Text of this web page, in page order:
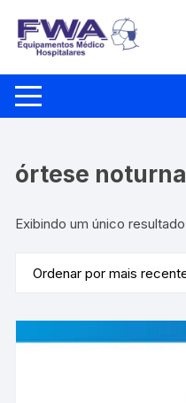
para
conteúdo
órtese noturna
Exibindo um único resultado